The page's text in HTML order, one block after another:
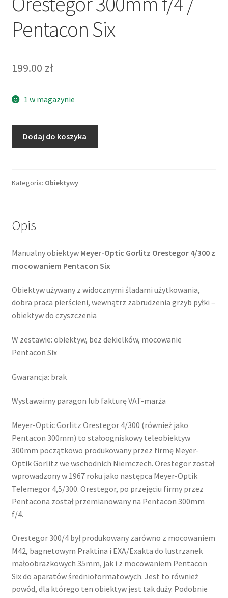
Pentacon Six
199.00 zł
1 w magazynie
Orestegor
/
Pentacon
Dodaj do koszyka
Kategoria: Obiektywy
Opis
Manualny obiektyw Meyer-Optic Gorlitz Orestegor 4/300 z
mocowaniem Pentacon Six
Obiektyw używany z widocznymi śladami użytkowania,
dobra praca pierścieni, wewnątrz zabrudzenia grzyb pyłki –
obiektyw do czyszczenia
W zestawie: obiektyw, bez dekielków, mocowanie
Pentacon Six
Gwarancja: brak
Wystawaimy paragon lub fakturę VAT-marża
Meyer-Optic Gorlitz Orestegor 4/300 (również jako
Pentacon 300mm) to stałoogniskowy teleobiektyw
300mm początkowo produkowany przez firmę Meyer-
Optik Görlitz we wschodnich Niemczech. Orestegor został
wprowadzony w 1967 roku jako następca Meyer-Optik
Telemegor 4,5/300. Orestegor, po przejęciu firmy przez
Pentacona został przemianowany na Pentacon 300mm
f/4.
Orestegor 300/4 był produkowany zarówno z mocowaniem
M42, bagnetowym Praktina i EXA/Exakta do lustrzanek
małoobrazkowych 35mm, jak i z mocowaniem Pentacon
Six do aparatów średnioformatowych. Jest to również
powód, dla którego ten obiektyw jest tak duży. Podobnie